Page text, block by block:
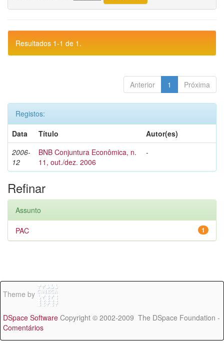
Resultados 1-1 de 1.
Anterior 1 Próxima
Registos:
Data
Título
Autor(es)
2006-
12
BNB Conjuntura Econômica, n.
11, out./dez. 2006
-
Refinar
Assunto
1
PAC
Theme by
DSpace Software Copyright © 2002-2009 The DSpace Foundation -
Comentários